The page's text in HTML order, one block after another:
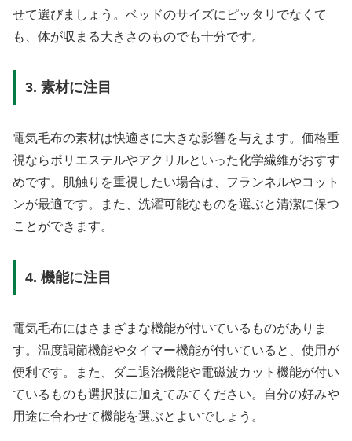
せて選びましょう。ベッドのサイズにピッタリでなくて
も、体が収まる大きさのものでも十分です。
3. 素材に注目
電気毛布の素材は快適さに大きな影響を与えます。価格重
視ならポリエステルやアクリルといった化学繊維がおすす
めです。肌触りを重視したい場合は、フランネルやコット
ンが最適です。また、洗濯可能なものを選ぶと清潔に保つ
ことができます。
4. 機能に注目
電気毛布にはさまざまな機能が付いているものがありま
す。温度調節機能やタイマー機能が付いていると、使用が
便利です。また、ダニ退治機能や電磁波カット機能が付い
ているものも選択肢に加えてみてください。自分の好みや
用途に合わせて機能を選ぶとよいでしょう。